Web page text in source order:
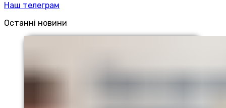
Наш телеграм
Останні новини